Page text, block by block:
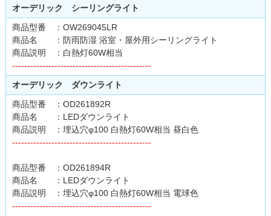
オーデリック シーリングライト
商品型番 ：OW269045LR
商品名 ：防雨防湿 浴室・屋外用シーリングライト
商品説明 ：白熱灯60W相当
----------------------------------------------
オーデリック ダウンライト
商品型番 ：OD261892R
商品名 ：LEDダウンライト
商品説明 ：埋込穴φ100 白熱灯60W相当 昼白色
----------------------------------------------
商品型番 ：OD261894R
商品名 ：LEDダウンライト
商品説明 ：埋込穴φ100 白熱灯60W相当 電球色
----------------------------------------------